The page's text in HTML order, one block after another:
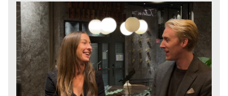
tillskott i vårt arbete med att hjälpa företag förstå sina
verkliga behov, och samtidigt stötta våra konsulter i att nå
sin fulla potential ute hos kund.Vi tog en pratstund med
Karin för att lära känna henne lite bättre och höra mer om
hur hon ser på sin nya roll, vad som driver henne och vad
hon hoppas kunna bidra med på Capa.